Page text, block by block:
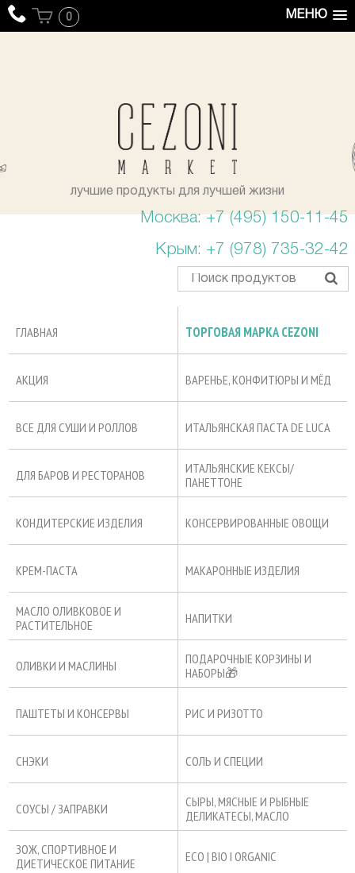
МЕНЮ
0
лучшие продукты для лучшей жизни
Москва: +7 (495) 150-11-45
Крым: +7 (978) 735-32-42
ГЛАВНАЯ ТОРГОВАЯ МАРКА CEZONI
АКЦИЯ ВАРЕНЬЕ, КОНФИТЮРЫ И МЁД
ВСЕ ДЛЯ СУШИ И РОЛЛОВ ИТАЛЬЯНСКАЯ ПАСТА DE LUCA
ДЛЯ БАРОВ И РЕСТОРАНОВ
ИТАЛЬЯНСКИЕ КЕКСЫ/
ПАНЕТТОНЕ
КОНДИТЕРСКИЕ ИЗДЕЛИЯ КОНСЕРВИРОВАННЫЕ ОВОЩИ
КРЕМ-ПАСТА МАКАРОННЫЕ ИЗДЕЛИЯ
МАСЛО ОЛИВКОВОЕ И
РАСТИТЕЛЬНОЕ
НАПИТКИ
ОЛИВКИ И МАСЛИНЫ
ПОДАРОЧНЫЕ КОРЗИНЫ И
НАБОРЫ🎁
ПАШТЕТЫ И КОНСЕРВЫ РИС И РИЗОТТО
СНЭКИ СОЛЬ И СПЕЦИИ
СОУСЫ / ЗАПРАВКИ
СЫРЫ, МЯСНЫЕ И РЫБНЫЕ
ДЕЛИКАТЕСЫ, МАСЛО
ЗОЖ, СПОРТИВНОЕ И
ДИЕТИЧЕСКОЕ ПИТАНИЕ
ECO | BIO I ORGANIC